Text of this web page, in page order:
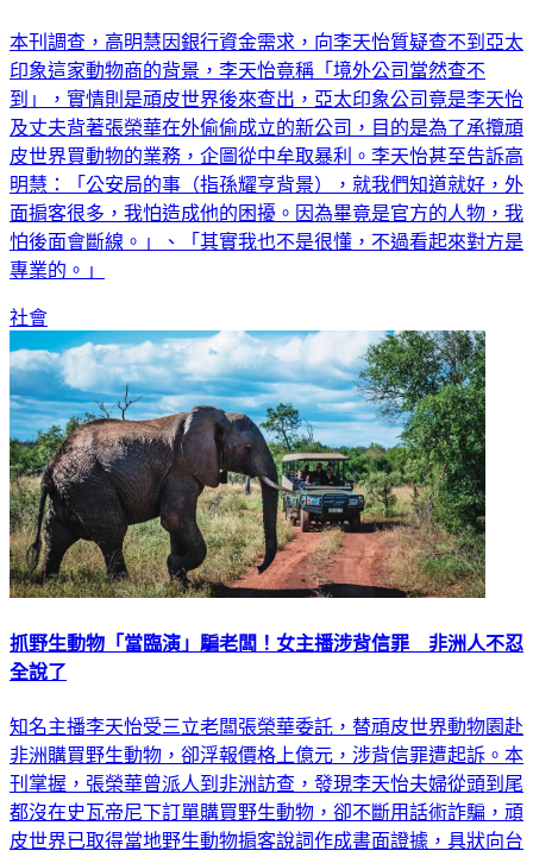
本刊調查，高明慧因銀行資金需求，向李天怡質疑查不到亞太
印象這家動物商的背景，李天怡竟稱「境外公司當然查不
到」，實情則是頑皮世界後來查出，亞太印象公司竟是李天怡
及丈夫背著張榮華在外偷偷成立的新公司，目的是為了承攬頑
皮世界買動物的業務，企圖從中牟取暴利。李天怡甚至告訴高
明慧：「公安局的事（指孫耀亨背景），就我們知道就好，外
面掮客很多，我怕造成他的困擾。因為畢竟是官方的人物，我
怕後面會斷線。」、「其實我也不是很懂，不過看起來對方是
專業的。」
社會
抓野生動物「當臨演」騙老闆！女主播涉背信罪 非洲人不忍
全說了
知名主播李天怡受三立老闆張榮華委託，替頑皮世界動物園赴
非洲購買野生動物，卻浮報價格上億元，涉背信罪遭起訴。本
刊掌握，張榮華曾派人到非洲訪查，發現李天怡夫婦從頭到尾
都沒在史瓦帝尼下訂單購買野生動物，卻不斷用話術詐騙，頑
皮世界已取得當地野生動物掮客說詞作成書面證據，具狀向台